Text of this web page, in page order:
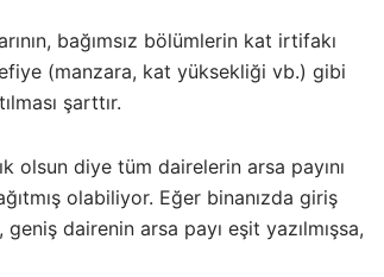
bağımsız bölümlerin kat irtifakı
(manzara, kat yüksekliği vb.) gibi
şarttır.
olsun diye tüm dairelerin arsa payını
olabiliyor. Eğer binanızda giriş
dairenin arsa payı eşit yazılmışsa,